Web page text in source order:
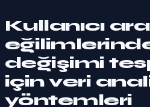
Kullanıcı
değişimi
için veri
yöntemleri